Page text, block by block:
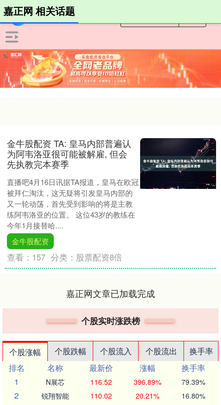
嘉正网 相关话题
金牛股配资 TA: 皇马内部普遍认
为阿韦洛亚很可能被解雇, 但会
先执教完本赛季
直播吧4月16日讯据TA报道，皇马在欧冠
被拜仁淘汰，这无疑将引发皇马内部的
又一轮动荡，首先受到影响的将是主教
练阿韦洛亚的位置。 这位43岁的教练在
今年1月接替哈....
金牛股配资
查看： 157 分类： 股票配资8倍
嘉正网文章已加载完成
个股实时涨跌榜
个股涨幅 个股跌幅 个股流入 个股流出
换手率
排名
名称 最新价 涨幅
换手率
1
N展芯 116.52 396.89% 79.39%
2 锐翔智能 110.02 20.21% 16.80%